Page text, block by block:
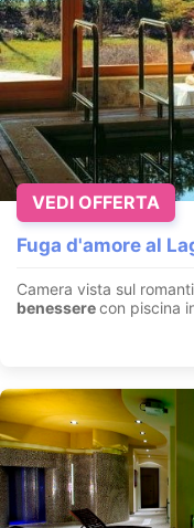
Fuga d'amore al
Camera vista sul
benesserecon piscina
VEDI OFFERTA